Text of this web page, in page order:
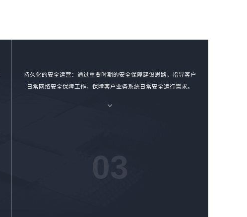
持久化的安全运营：通过重要时期的安全保障建设思路，指导客户
日常网络安全保障工作，保障客户业务系统日常安全运行需求。
03